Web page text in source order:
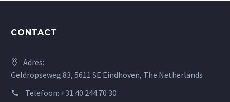
CONTACT
Adres:
Geldropseweg 83, 5611 SE Eindhoven, The Netherlands
Telefoon: +31 40 244 70 30